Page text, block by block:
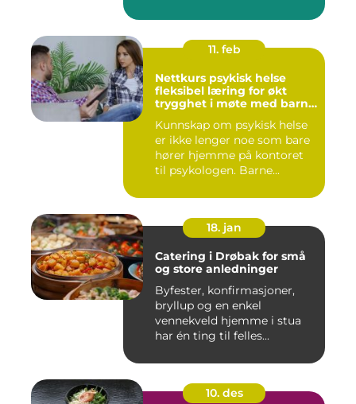
11. feb
Nettkurs psykisk helse
fleksibel læring for økt
trygghet i møte med barn
Kunnskap om psykisk helse
er ikke lenger noe som bare
hører hjemme på kontoret
til psykologen. Barne...
18. jan
Catering i Drøbak for små
og store anledninger
Byfester, konfirmasjoner,
bryllup og en enkel
vennekveld hjemme i stua
har én ting til felles...
10. des